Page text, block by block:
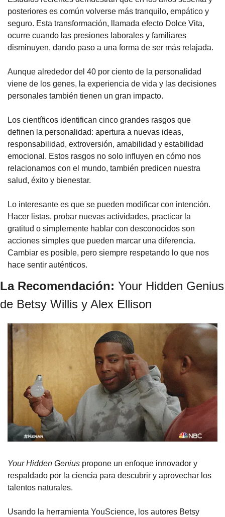
posteriores es común volverse más tranquilo, empático y
seguro. Esta transformación, llamada efecto Dolce Vita,
ocurre cuando las presiones laborales y familiares
disminuyen, dando paso a una forma de ser más relajada.
Aunque alrededor del 40 por ciento de la personalidad
viene de los genes, la experiencia de vida y las decisiones
personales también tienen un gran impacto.
Los científicos identifican cinco grandes rasgos que
definen la personalidad: apertura a nuevas ideas,
responsabilidad, extroversión, amabilidad y estabilidad
emocional. Estos rasgos no solo influyen en cómo nos
relacionamos con el mundo, también predicen nuestra
salud, éxito y bienestar.
Lo interesante es que se pueden modificar con intención.
Hacer listas, probar nuevas actividades, practicar la
gratitud o simplemente hablar con desconocidos son
acciones simples que pueden marcar una diferencia.
Cambiar es posible, pero siempre respetando lo que nos
hace sentir auténticos.
La Recomendación: Your Hidden Genius
de Betsy Willis y Alex Ellison
Your Hidden Genius propone un enfoque innovador y
respaldado por la ciencia para descubrir y aprovechar los
talentos naturales.
Usando la herramienta YouScience, los autores Betsy